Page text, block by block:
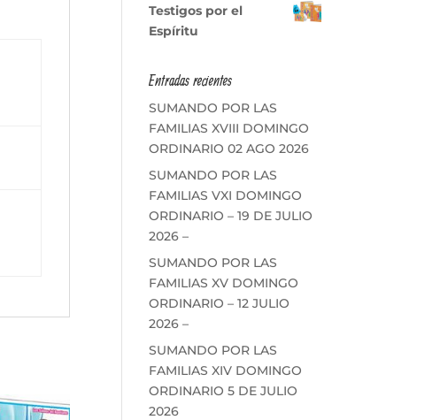
Testigos por el
Espíritu
Entradas recientes
SUMANDO POR LAS
FAMILIAS XVIII DOMINGO
ORDINARIO 02 AGO 2026
SUMANDO POR LAS
FAMILIAS VXI DOMINGO
ORDINARIO – 19 DE JULIO
2026 –
SUMANDO POR LAS
FAMILIAS XV DOMINGO
ORDINARIO – 12 JULIO
2026 –
SUMANDO POR LAS
FAMILIAS XIV DOMINGO
ORDINARIO 5 DE JULIO
2026